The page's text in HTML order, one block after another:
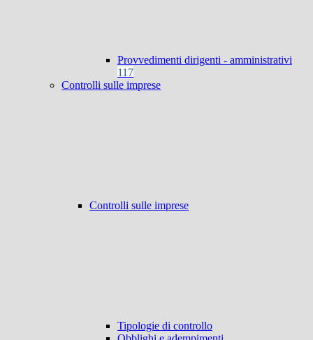
Provvedimenti dirigenti - amministrativi
117
Controlli sulle imprese
Controlli sulle imprese
Tipologie di controllo